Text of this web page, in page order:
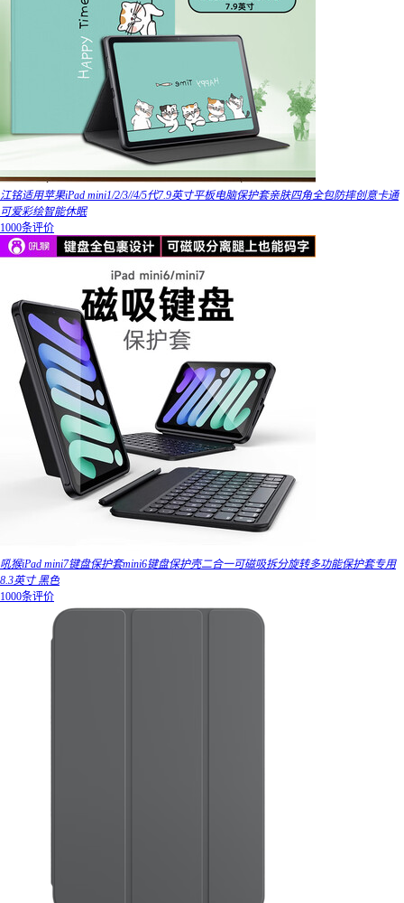
江铭适用苹果iPad mini1/2/3//4/5代7.9英寸平板电脑保护套亲肤四角全包防摔创意卡通
可爱彩绘智能休眠
1000条评价
吼猴iPad mini7键盘保护套mini6键盘保护壳二合一可磁吸拆分旋转多功能保护套专用
8.3英寸 黑色
1000条评价